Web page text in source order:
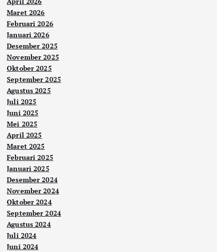
Maret 2026
Februari 2026
Januari 2026
Desember 2025
November 2025
Oktober 2025
September 2025
Agustus 2025
Juli 2025
Juni 2025
Mei 2025
April 2025
Maret 2025
Februari 2025
Januari 2025
Desember 2024
November 2024
Oktober 2024
September 2024
Agustus 2024
Juli 2024
Juni 2024